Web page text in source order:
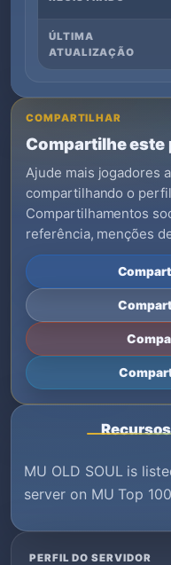
ÚLTIMA
ATUALIZAÇÃO
COMPARTILHAR
Compartilhe
Ajude mais jogadores
compartilhando o
Compartilhamentos
referência, menções
Recursos
MU OLD SOUL is
server on MU Top
PERFIL DO SERVIDOR